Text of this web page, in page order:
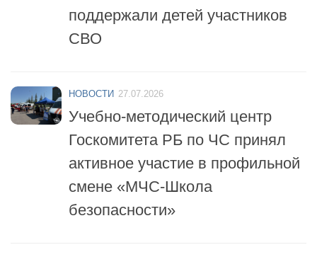
поддержали детей участников
СВО
НОВОСТИ 27.07.2026
Учебно-методический центр
Госкомитета РБ по ЧС принял
активное участие в профильной
смене «МЧС-Школа
безопасности»